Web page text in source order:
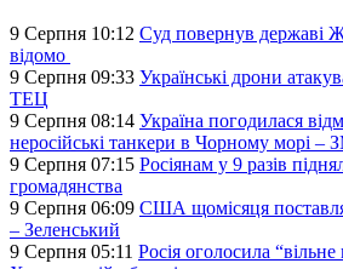
9 Серпня 10:12 Суд повернув державі
відомо
9 Серпня 09:33 Українські дрони
ТЕЦ
9 Серпня 08:14 Україна погодилася
неросійські танкери в Чорному морі –
9 Серпня 07:15 Росіянам у 9 разів
громадянства
9 Серпня 06:09 США щомісяця
– Зеленський
9 Серпня 05:11 Росія оголосила